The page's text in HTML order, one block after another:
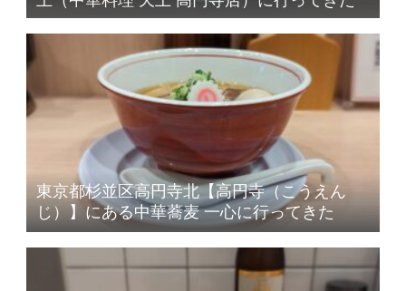
東京都杉並区高円寺北【高円寺（こうえん
じ）】にある中華蕎麦 一心に行ってきた